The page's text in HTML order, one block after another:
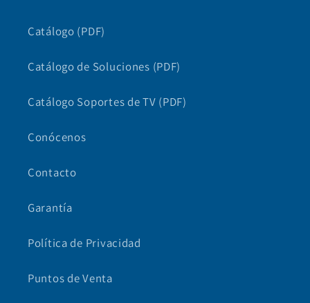
Catálogo (PDF)
Catálogo de Soluciones (PDF)
Catálogo Soportes de TV (PDF)
Conócenos
Contacto
Garantía
Política de Privacidad
Puntos de Venta